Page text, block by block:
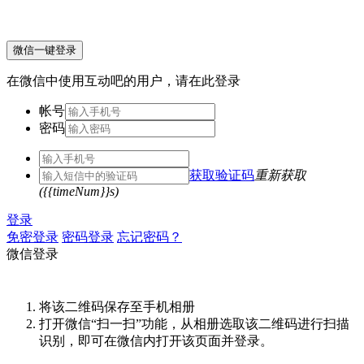
微信一键登录
在微信中使用互动吧的用户，请在此登录
帐号
密码
获取验证码重新获取
({{timeNum}}s)
登录
免密登录 密码登录 忘记密码？
微信登录
将该二维码保存至手机相册
打开微信“扫一扫”功能，从相册选取该二维码进行扫描
识别，即可在微信内打开该页面并登录。